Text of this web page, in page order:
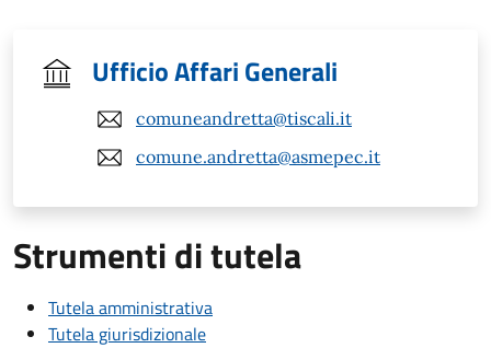
Ufficio Affari Generali
comuneandretta@tiscali.it
comune.andretta@asmepec.it
Strumenti di tutela
Tutela amministrativa
Tutela giurisdizionale